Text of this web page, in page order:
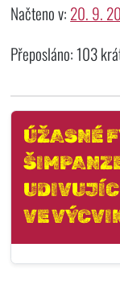
Načteno v: 20. 9.
Přeposláno: 103
ÚŽASNÉ
VE